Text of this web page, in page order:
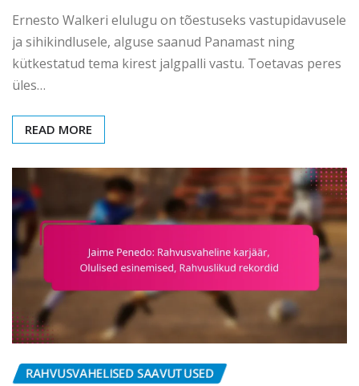
Ernesto Walkeri elulugu on tõestuseks vastupidavusele
ja sihikindlusele, alguse saanud Panamast ning
kütkestatud tema kirest jalgpalli vastu. Toetavas peres
üles…
READ MORE
RAHVUSVAHELISED SAAVUTUSED